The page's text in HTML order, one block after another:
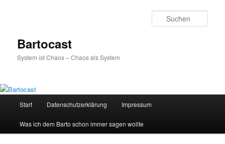
Bartocast
System ist Chaos – Chaos als System
Start Datenschutzerklärung Impressum
Was ich dem Barto schon immer sagen wollte